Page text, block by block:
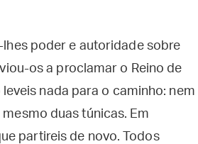
poder e autoridade sobre
os a proclamar o Reino de
nada para o caminho: nem
duas túnicas. Em
partireis de novo. Todos